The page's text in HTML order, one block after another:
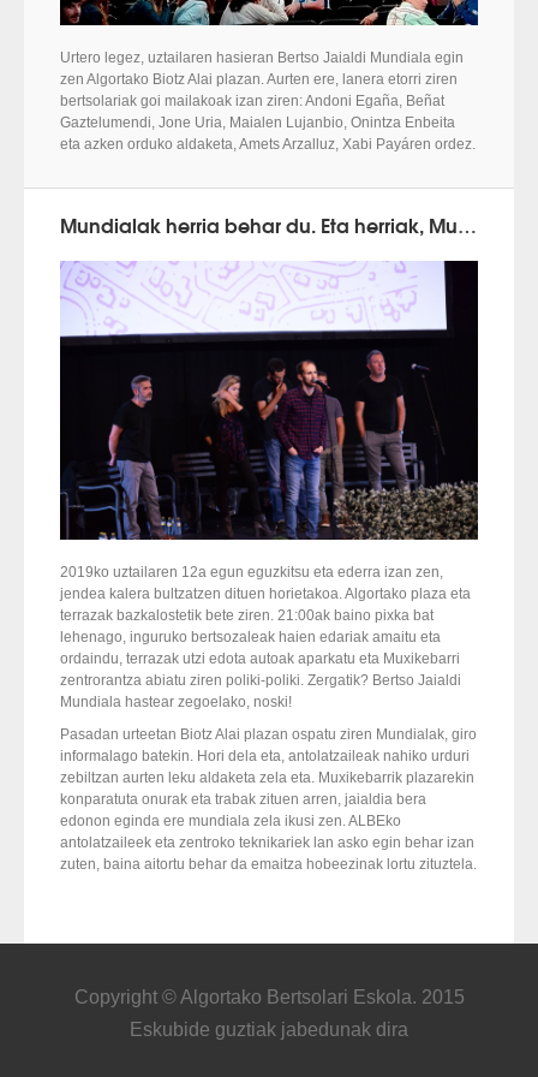
Urtero legez, uztailaren hasieran Bertso Jaialdi Mundiala egin
zen Algortako Biotz Alai plazan. Aurten ere, lanera etorri ziren
bertsolariak goi mailakoak izan ziren: Andoni Egaña, Beñat
Gaztelumendi, Jone Uria, Maialen Lujanbio, Onintza Enbeita
eta azken orduko aldaketa, Amets Arzalluz, Xabi Payáren ordez.
Mundialak herria behar du. Eta herriak, Mundiala behar al du?
2019ko uztailaren 12a egun eguzkitsu eta ederra izan zen,
jendea kalera bultzatzen dituen horietakoa. Algortako plaza eta
terrazak bazkalostetik bete ziren. 21:00ak baino pixka bat
lehenago, inguruko bertsozaleak haien edariak amaitu eta
ordaindu, terrazak utzi edota autoak aparkatu eta Muxikebarri
zentrorantza abiatu ziren poliki-poliki. Zergatik? Bertso Jaialdi
Mundiala hastear zegoelako, noski!
Pasadan urteetan Biotz Alai plazan ospatu ziren Mundialak, giro
informalago batekin. Hori dela eta, antolatzaileak nahiko urduri
zebiltzan aurten leku aldaketa zela eta. Muxikebarrik plazarekin
konparatuta onurak eta trabak zituen arren, jaialdia bera
edonon eginda ere mundiala zela ikusi zen. ALBEko
antolatzaileek eta zentroko teknikariek lan asko egin behar izan
zuten, baina aitortu behar da emaitza hobeezinak lortu zituztela.
Copyright © Algortako Bertsolari Eskola. 2015
Eskubide guztiak jabedunak dira